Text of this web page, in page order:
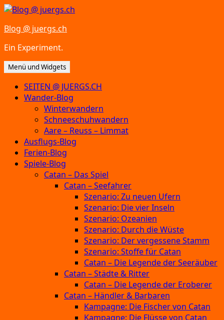
Zum
springen
Blog @ juergs.ch
Ein Experiment.
Menü und Widgets
SEITEN @ JUERGS.CH
Wander-Blog
Winterwandern
Schneeschuhwandern
Aare – Reuss – Limmat
Ausflugs-Blog
Ferien-Blog
Spiele-Blog
Catan – Das Spiel
Catan – Seefahrer
Szenario: Zu neuen Ufern
Szenario: Die vier Inseln
Szenario: Ozeanien
Szenario: Durch die Wüste
Szenario: Der vergessene Stamm
Szenario: Stoffe für Catan
Catan – Die Legende der Seeräuber
Catan – Städte & Ritter
Catan – Die Legende der Eroberer
Catan – Händler & Barbaren
Kampagne: Die Fischer von Catan
Kampagne: Die Flüsse von Catan